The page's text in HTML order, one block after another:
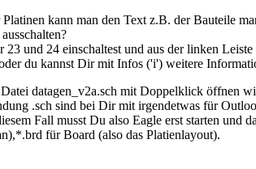
kann man den Text z.B. der Bauteile
und 24 einschaltest und aus der linken
du kannst Dir mit Infos ('i') weitere
datagen_v2a.sch mit Doppelklick öffnen
.sch sind bei Dir mit irgendetwas für
Fall musst Du also Eagle erst starten und
für Board (also das Platienlayout).